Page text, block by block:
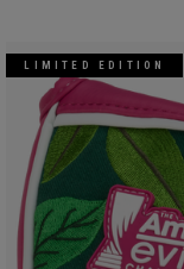
LIMITED EDITION